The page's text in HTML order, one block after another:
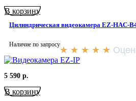
В корзину
Цилиндрическая видеокамера EZ-HAC-
Наличие по запросу
★ ★ ★ ★ ★
5 590 р.
В корзину